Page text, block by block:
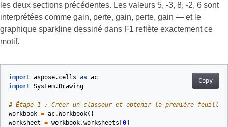
les deux sections précédentes. Les valeurs 5, -3, 8, -2, 6 sont
interprétées comme gain, perte, gain, perte, gain — et le
graphique sparkline dessiné dans F1 reflète exactement ce
motif.
Copy
import aspose.cells as ac
import System.Drawing
# Étape 1 : Créer un classeur et obtenir la première feuille
workbook = ac.Workbook()
worksheet = workbook.worksheets 0